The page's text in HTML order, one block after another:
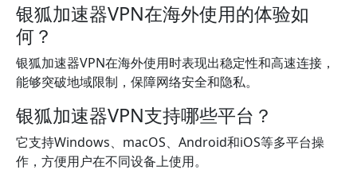
银狐加速器VPN在海外使用的体验如
何？
银狐加速器VPN在海外使用时表现出稳定性和高速连接，
能够突破地域限制，保障网络安全和隐私。
银狐加速器VPN支持哪些平台？
它支持Windows、macOS、Android和iOS等多平台操
作，方便用户在不同设备上使用。